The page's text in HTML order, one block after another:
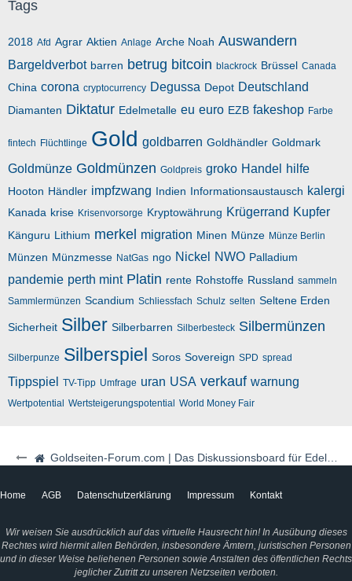
Goldseiten-Forum.com | Das Diskussionsboard für Edelmetalle & Rohstoffe
Tags
2018 Afd Agrar Aktien Anlage Arche Noah Auswandern
Bargeldverbot barren betrug bitcoin blackrock Brüssel Canada
China corona cryptocurrency Degussa Depot Deutschland
Diamanten Diktatur Edelmetalle eu euro EZB fakeshop Farbe
fintech Flüchtlinge Gold goldbarren Goldhändler Goldmark
Goldmünze Goldmünzen Goldpreis groko Handel hilfe
Hooton Händler impfzwang Indien Informationsaustausch kalergi
Kanada krise Krisenvorsorge Kryptowährung Krügerrand Kupfer
Känguru Lithium merkel migration Minen Münze Münze Berlin
Münzen Münzmesse NatGas ngo Nickel NWO Palladium
pandemie perth mint Platin rente Rohstoffe Russland sammeln
Sammlermünzen Scandium Schliessfach Schulz selten Seltene Erden
Sicherheit Silber Silberbarren Silberbesteck Silbermünzen
Silberpunze Silberspiel Soros Sovereign SPD spread
Tippspiel TV-Tipp Umfrage uran USA verkauf warnung
Wertpotential Wertsteigerungspotential World Money Fair
Home AGB Datenschutzerklärung Impressum Kontakt
Wir weisen Sie ausdrücklich auf das virtuelle Hausrecht hin! In Ausübung dieses
Rechtes wird hiermit allen Behörden, insbesondere Ämtern, juristischen Personen
und in dieser Weise beliehenen Personen sowie Anstalten des öffentlichen Rechts
jeglicher Zutritt zu unseren Netzseiten verboten.